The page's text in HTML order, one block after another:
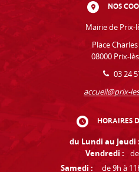
NOS
Mairie de Prix-
Place
08000 Prix-
03 24
accueil@prix-
HORAIRES
du Lundi au Jeudi :
Vendredi :
Samedi :
de 9h à